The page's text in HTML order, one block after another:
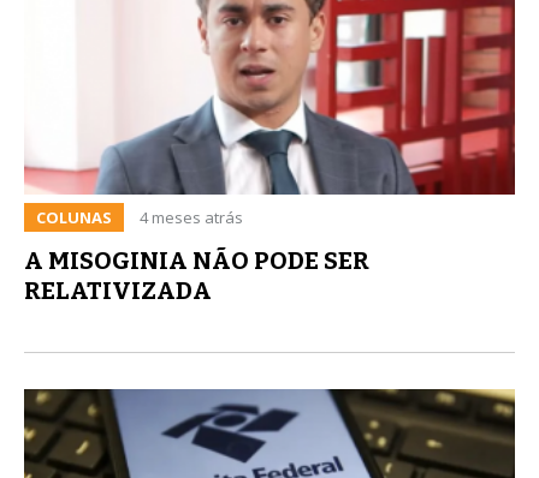
COLUNAS 4 meses atrás
A MISOGINIA NÃO PODE SER
RELATIVIZADA